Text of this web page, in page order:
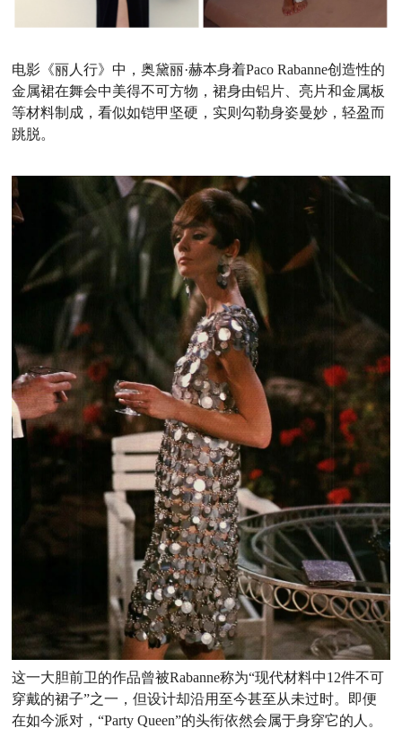
电影《丽人行》中，奥黛丽·赫本身着Paco Rabanne创造性的
金属裙在舞会中美得不可方物，裙身由铝片、亮片和金属板
等材料制成，看似如铠甲坚硬，实则勾勒身姿曼妙，轻盈而
跳脱。
这一大胆前卫的作品曾被Rabanne称为“现代材料中12件不可
穿戴的裙子”之一，但设计却沿用至今甚至从未过时。即便
在如今派对，“Party Queen”的头衔依然会属于身穿它的人。